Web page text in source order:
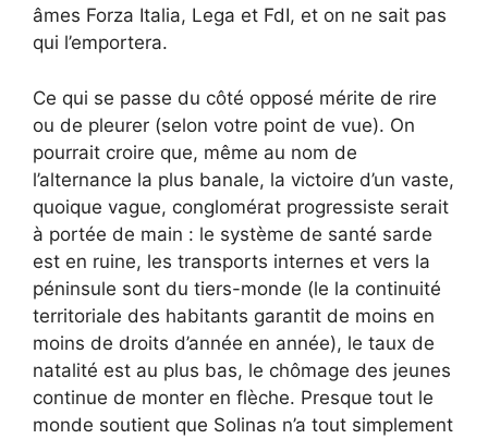
âmes Forza Italia, Lega et FdI, et on ne sait pas
qui l’emportera.
Ce qui se passe du côté opposé mérite de rire
ou de pleurer (selon votre point de vue). On
pourrait croire que, même au nom de
l’alternance la plus banale, la victoire d’un vaste,
quoique vague, conglomérat progressiste serait
à portée de main : le système de santé sarde
est en ruine, les transports internes et vers la
péninsule sont du tiers-monde (le la continuité
territoriale des habitants garantit de moins en
moins de droits d’année en année), le taux de
natalité est au plus bas, le chômage des jeunes
continue de monter en flèche. Presque tout le
monde soutient que Solinas n’a tout simplement